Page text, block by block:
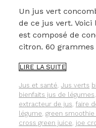
Un jus vert
de ce jus vert.
est composé de
citron. 60
LIRE LA SUITEUN
VERT
PERSIL
Catégories
Jus et santé, Jus verts
bienfaits jus de légumes,
extracteur de jus, faire
légume, green
cross green juice, joe